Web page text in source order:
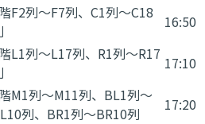
F2列～F7列、C1列～C18
16:50
L1列～L17列、R1列～R17 17:10
M1列～M11列、BL1列～
列、BR1列～BR10列
17:20